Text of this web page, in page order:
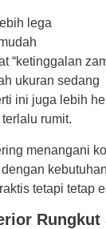
lega
“ketinggalan
ukuran sedang
ini juga lebih
rumit.
menangani
tetapi tetap
Rungkut